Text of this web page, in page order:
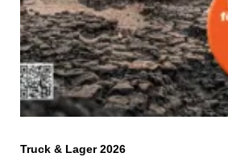
Truck & Lager 2026